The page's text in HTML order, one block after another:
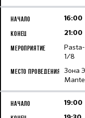
16:00
21:00
Pasta-
1/8
Зона
19:00